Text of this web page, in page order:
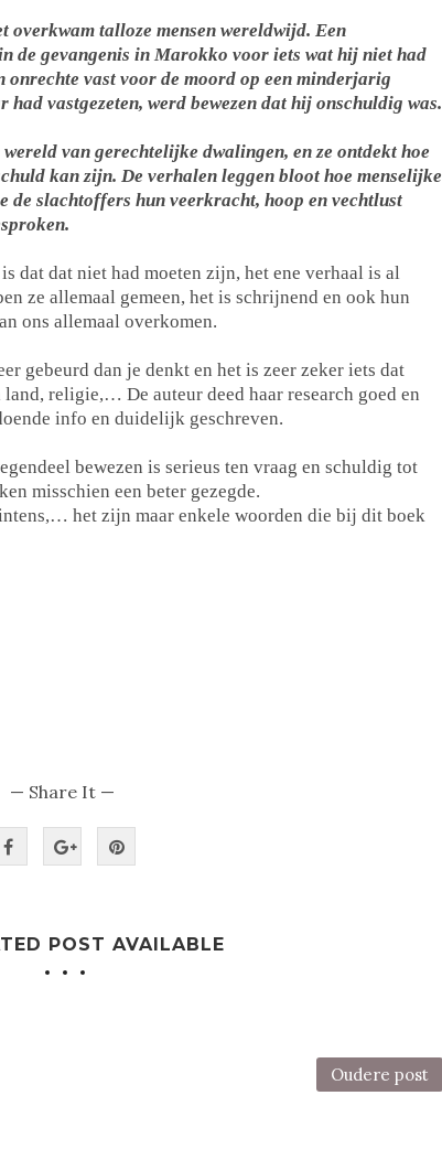
talloze mensen wereldwijd. Een
de gevangenis in Marokko voor iets wat hij niet had
onrechte vast voor de moord op een minderjarig
had vastgezeten, werd bewezen dat hij onschuldig was.
van gerechtelijke dwalingen, en ze ontdekt hoe
kan zijn. De verhalen leggen bloot hoe menselijke
de slachtoffers hun veerkracht, hoop en vechtlust
dat dat niet had moeten zijn, het ene verhaal is al
ze allemaal gemeen, het is schrijnend en ook hun
ons allemaal overkomen.
gebeurd dan je denkt en het is zeer zeker iets dat
religie,… De auteur deed haar research goed en
info en duidelijk geschreven.
bewezen is serieus ten vraag en schuldig tot
misschien een beter gezegde.
het zijn maar enkele woorden die bij dit boek
— Share It —
POST AVAILABLE
Oudere post